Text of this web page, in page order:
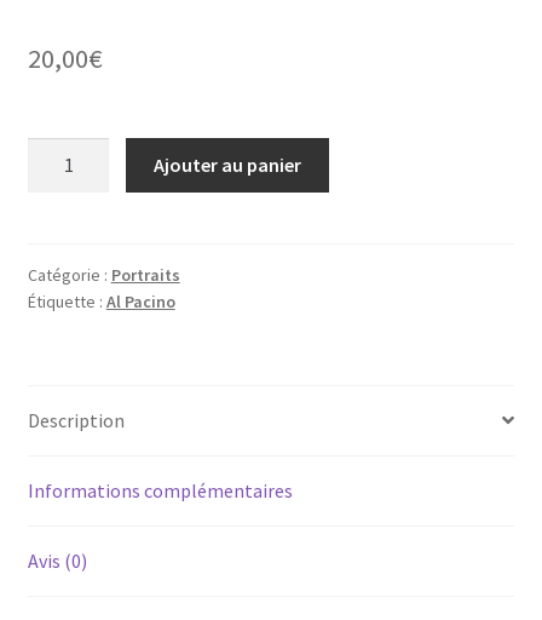
20,00€
Ajouter au panier
Catégorie : Portraits
Étiquette : Al Pacino
Description
Informations complémentaires
Avis (0)